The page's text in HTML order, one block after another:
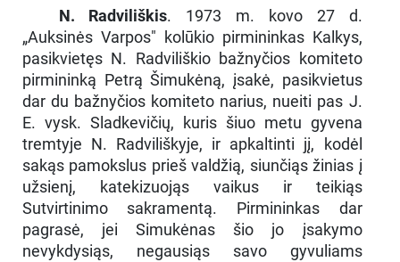
N. Radviliškis. 1973 m. kovo 27 d.
„Auksinės Varpos" kolūkio pirmininkas Kalkys,
pasikvietęs N. Radviliškio bažnyčios komiteto
pirmininką Petrą Šimukėną, įsakė, pasikvietus
dar du bažnyčios komiteto narius, nueiti pas J.
E. vysk. Sladkevičių, kuris šiuo metu gyvena
tremtyje N. Radviliškyje, ir apkaltinti jį, kodėl
sakąs pamokslus prieš valdžią, siunčiąs žinias į
užsienį, katekizuojąs vaikus ir teikiąs
Sutvirtinimo sakramentą. Pirmininkas dar
pagrasė, jei Simukėnas šio jo įsakymo
nevykdysiąs, negausiąs savo gyvuliams